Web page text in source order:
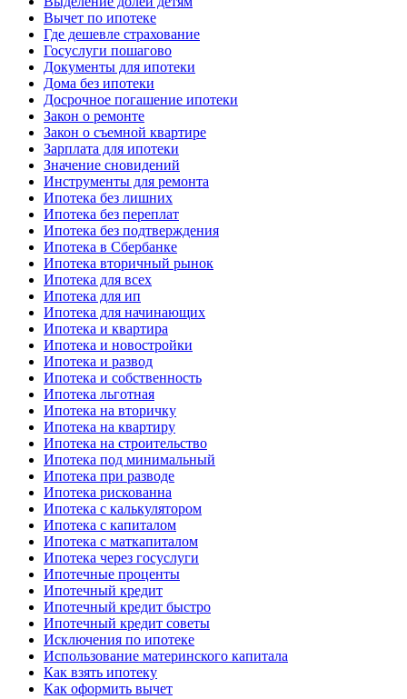
Вычет по ипотеке
Где дешевле страхование
Госуслуги пошагово
Документы для ипотеки
Дома без ипотеки
Досрочное погашение ипотеки
Закон о ремонте
Закон о съемной квартире
Зарплата для ипотеки
Значение сновидений
Инструменты для ремонта
Ипотека без лишних
Ипотека без переплат
Ипотека без подтверждения
Ипотека в Сбербанке
Ипотека вторичный рынок
Ипотека для всех
Ипотека для ип
Ипотека для начинающих
Ипотека и квартира
Ипотека и новостройки
Ипотека и развод
Ипотека и собственность
Ипотека льготная
Ипотека на вторичку
Ипотека на квартиру
Ипотека на строительство
Ипотека под минимальный
Ипотека при разводе
Ипотека рискованна
Ипотека с калькулятором
Ипотека с капиталом
Ипотека с маткапиталом
Ипотека через госуслуги
Ипотечные проценты
Ипотечный кредит
Ипотечный кредит быстро
Ипотечный кредит советы
Исключения по ипотеке
Использование материнского капитала
Как взять ипотеку
Как оформить вычет